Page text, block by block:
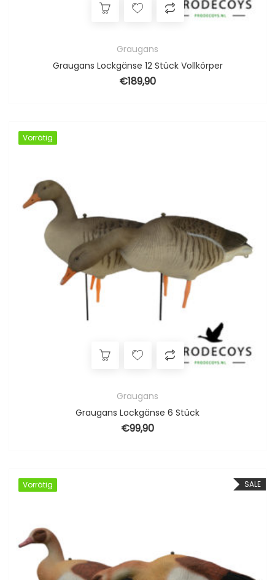
Graugans
Graugans Lockgänse 12 Stück Vollkörper
€189,90
Vorrätig
Vorrätig
Graugans
Graugans Lockgänse 6 Stück
€99,90
SALE
Vorrätig
Vorrätig